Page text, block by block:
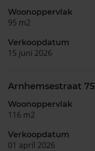
Woonoppervlak
95 m2
Verkoopdatum
15 juni 2026
Arnhemsestraat 75
Woonoppervlak
116 m2
Verkoopdatum
01 april 2026